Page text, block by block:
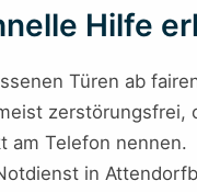
Hilfe
Türen ab
zerstörungsfrei,
am Telefon nennen.
in